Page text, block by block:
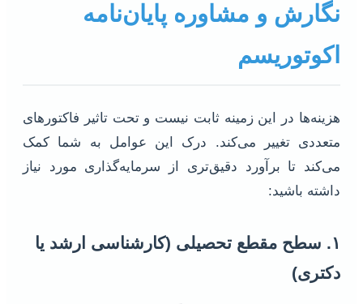
نگارش و مشاوره پایان‌نامه
اکوتوریسم
هزینه‌ها در این زمینه ثابت نیست و تحت تاثیر فاکتورهای
متعددی تغییر می‌کند. درک این عوامل به شما کمک
می‌کند تا برآورد دقیق‌تری از سرمایه‌گذاری مورد نیاز
داشته باشید:
۱. سطح مقطع تحصیلی (کارشناسی ارشد یا
دکتری)